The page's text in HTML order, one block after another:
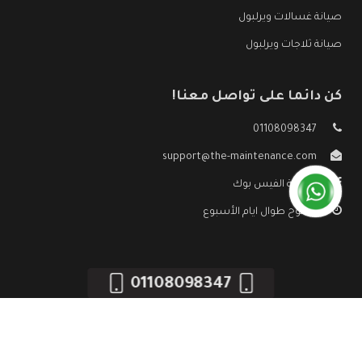
صيانة غسالات ويرلبول
صيانة ثلاجات ويرلبول
كن دائما على تواصل معنا!
01108098347
support@the-maintenance.com
صفحة الفيس بوك
مفتوح طوال ايام الأسبوع
01108098347